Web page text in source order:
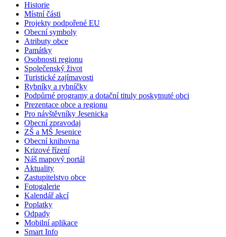
Historie
Místní části
Projekty podpořené EU
Obecní symboly
Atributy obce
Památky
Osobnosti regionu
Společenský život
Turistické zajímavosti
Rybníky a rybníčky
Podpůrné programy a dotační tituly poskytnuté obci
Prezentace obce a regionu
Pro návštěvníky Jesenicka
Obecní zpravodaj
ZŠ a MŠ Jesenice
Obecní knihovna
Krizové řízení
Náš mapový portál
Aktuality
Zastupitelstvo obce
Fotogalerie
Kalendář akcí
Poplatky
Odpady
Mobilní aplikace
Smart Info